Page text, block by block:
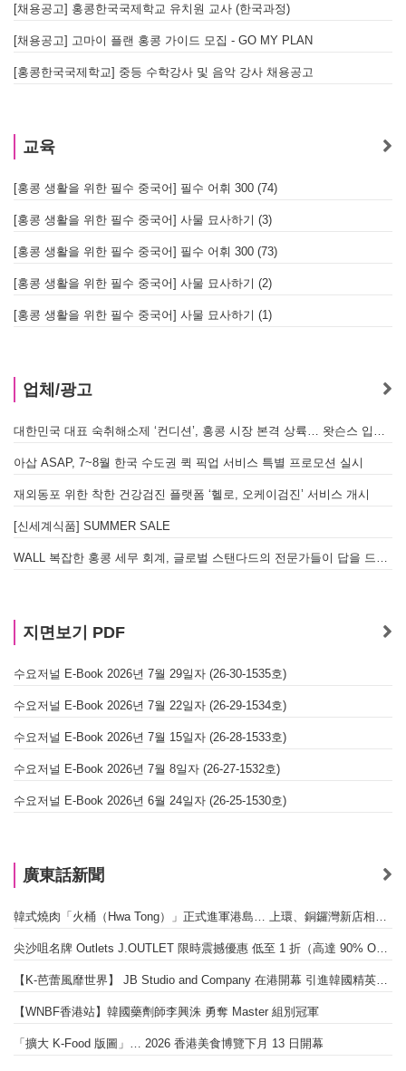
[채용공고] 홍콩한국국제학교 유치원 교사 (한국과정)
[채용공고] 고마이 플랜 홍콩 가이드 모집 - GO MY PLAN
[홍콩한국국제학교] 중등 수학강사 및 음악 강사 채용공고
교육
[홍콩 생활을 위한 필수 중국어] 필수 어휘 300 (74)
[홍콩 생활을 위한 필수 중국어] 사물 묘사하기 (3)
[홍콩 생활을 위한 필수 중국어] 필수 어휘 300 (73)
[홍콩 생활을 위한 필수 중국어] 사물 묘사하기 (2)
[홍콩 생활을 위한 필수 중국어] 사물 묘사하기 (1)
업체/광고
아삽 ASAP, 7~8월 한국 수도권 퀵 픽업 서비스 특별 프로모션 실시
재외동포 위한 착한 건강검진 플랫폼 ‘헬로, 오케이검진’ 서비스 개시
[신세계식품] SUMMER SALE
지면보기 PDF
수요저널 E-Book 2026년 7월 29일자 (26-30-1535호)
수요저널 E-Book 2026년 7월 22일자 (26-29-1534호)
수요저널 E-Book 2026년 7월 15일자 (26-28-1533호)
수요저널 E-Book 2026년 7월 8일자 (26-27-1532호)
수요저널 E-Book 2026년 6월 24일자 (26-25-1530호)
廣東話新聞
【WNBF香港站】韓國藥劑師李興洙 勇奪 Master 組別冠軍
「擴大 K-Food 版圖」… 2026 香港美食博覽下月 13 日開幕